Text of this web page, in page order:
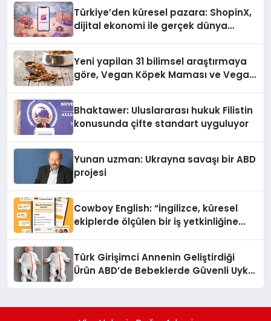
Türkiye’den küresel pazara: ShopinX,
dijital ekonomi ile gerçek dünya
Yeni yapilan 31 bilimsel araştırmaya
göre, Vegan Köpek Maması ve Vegan
Bhaktawer: Uluslararası hukuk Filistin
konusunda çifte standart uyguluyor
Yunan uzman: Ukrayna savaşı bir ABD
projesi
Cowboy English: “İngilizce, küresel
ekiplerde ölçülen bir iş yetkinliğine
Türk Girişimci Annenin Geliştirdiği
Ürün ABD’de Bebeklerde Güvenli Uyku